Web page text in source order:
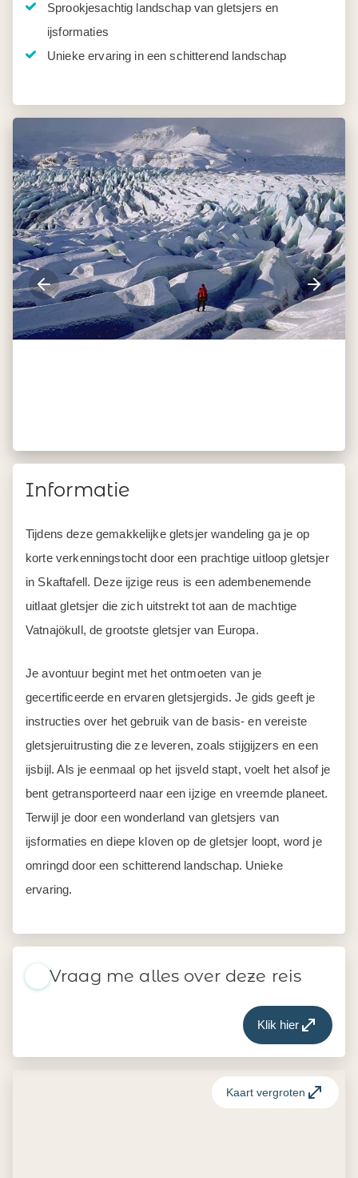
Sprookjesachtig landschap van gletsjers en
ijsformaties
Unieke ervaring in een schitterend landschap
Informatie
Tijdens deze gemakkelijke gletsjer wandeling ga je op
korte verkenningstocht door een prachtige uitloop gletsjer
in Skaftafell. Deze ijzige reus is een adembenemende
uitlaat gletsjer die zich uitstrekt tot aan de machtige
Vatnajökull, de grootste gletsjer van Europa.
Je avontuur begint met het ontmoeten van je
gecertificeerde en ervaren gletsjergids. Je gids geeft je
instructies over het gebruik van de basis- en vereiste
gletsjeruitrusting die ze leveren, zoals stijgijzers en een
ijsbijl. Als je eenmaal op het ijsveld stapt, voelt het alsof je
bent getransporteerd naar een ijzige en vreemde planeet.
Terwijl je door een wonderland van gletsjers van
ijsformaties en diepe kloven op de gletsjer loopt, word je
omringd door een schitterend landschap. Unieke
ervaring.
Vraag me alles over deze reis
Klik hier
Kaart vergroten